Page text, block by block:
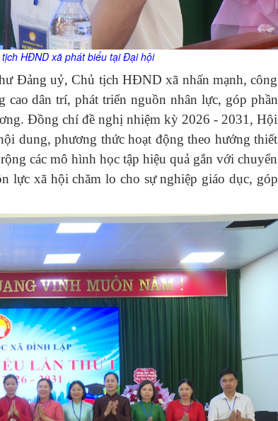
HĐND xãphát biểu tại Đại hội
Đảng uỷ, Chủ tịch HĐND xã nhấn mạnh, công
dân trí, phát triển nguồn nhân lực, góp phần
Đồng chí đề nghị nhiệm kỳ 2026 - 2031, Hội
dung, phương thức hoạt động theo hướng thiết
các mô hình học tập hiệu quả gắn với chuyển
lực xã hội chăm lo cho sự nghiệp giáo dục, góp